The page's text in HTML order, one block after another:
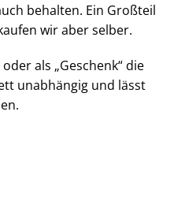
behalten. Ein Großteil
wir aber selber.
als „Geschenk“ die
unabhängig und lässt